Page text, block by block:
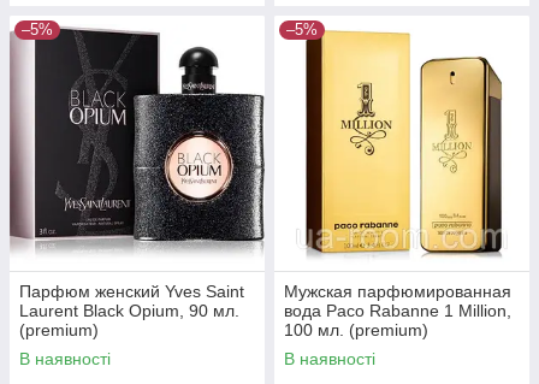
–5%
Парфюм женский Yves Saint
Laurent Black Opium, 90 мл.
(premium)
В наявності
–5%
Мужская парфюмированная
вода Paco Rabanne 1 Million,
100 мл. (premium)
В наявності